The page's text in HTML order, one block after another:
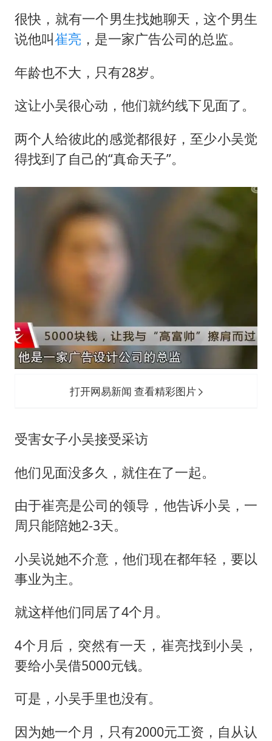
很快，就有一个男生找她聊天，这个男生
说他叫崔亮 ，是一家广告公司的总监。
年龄也不大，只有28岁。
这让小吴很心动，他们就约线下见面了。
两个人给彼此的感觉都很好，至少小吴觉
得找到了自己的“真命天子”。
打开网易新闻 查看精彩图片
受害女子小吴接受采访
他们见面没多久，就住在了一起。
由于崔亮是公司的领导，他告诉小吴，一
周只能陪她2-3天。
小吴说她不介意，他们现在都年轻，要以
事业为主。
就这样他们同居了4个月。
4个月后，突然有一天，崔亮找到小吴，
要给小吴借5000元钱。
可是，小吴手里也没有。
因为她一个月，只有2000元工资，自从认